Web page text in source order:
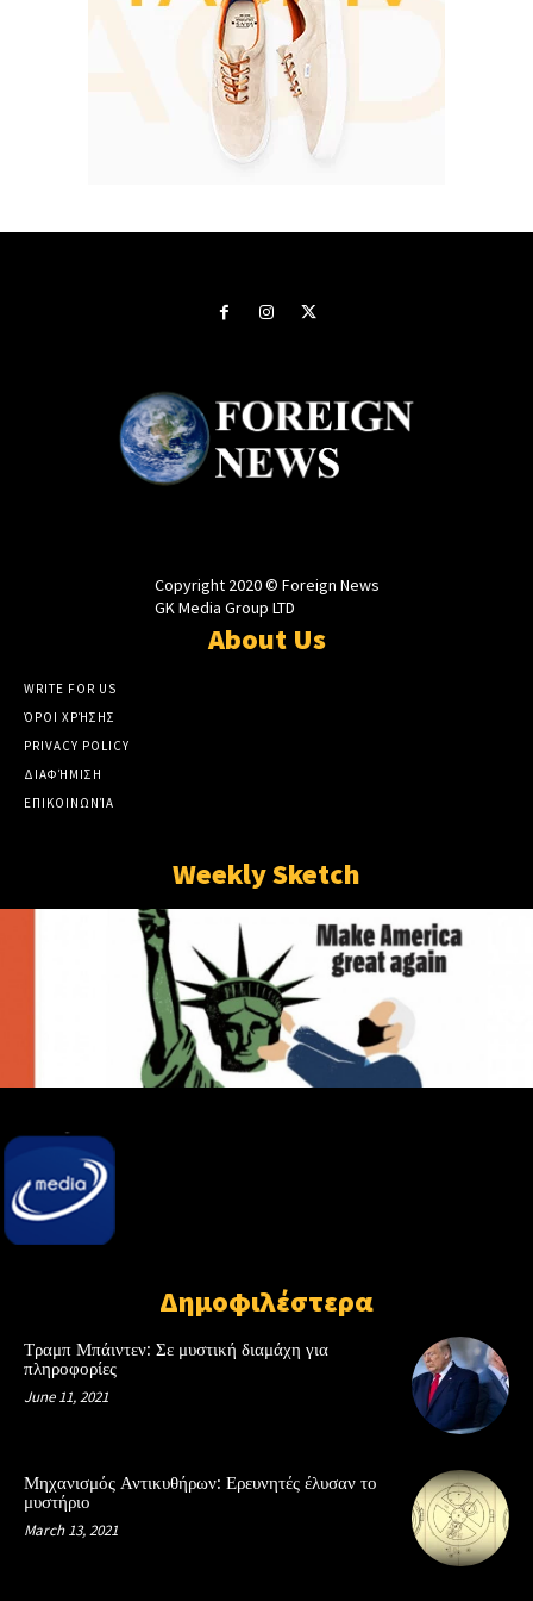
Copyright 2020 © Foreign News
GK Media Group LTD
About Us
WRITE FOR US
ΌΡΟΙ ΧΡΉΣΗΣ
PRIVACY POLICY
ΔΙΑΦΉΜΙΣΗ
ΕΠΙΚΟΙΝΩΝΊΑ
Weekly Sketch
Δημοφιλέστερα
Τραμπ Μπάιντεν: Σε μυστική διαμάχη για
πληροφορίες
June 11, 2021
Μηχανισμός Αντικυθήρων: Ερευνητές έλυσαν το
μυστήριο
March 13, 2021